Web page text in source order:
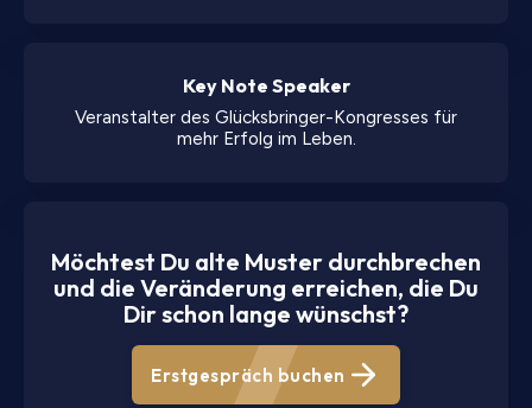
Key Note Speaker
Veranstalter des Glücksbringer-Kongresses für
mehr Erfolg im Leben.
Möchtest Du alte Muster durchbrechen
und die Veränderung erreichen, die Du
Dir schon lange wünschst?
Erstgespräch buchen